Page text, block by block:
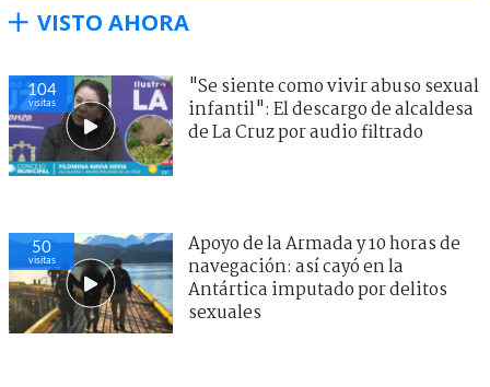
VISTO AHORA
104
visitas
"Se siente como vivir abuso sexual
infantil": El descargo de alcaldesa
de La Cruz por audio filtrado
50
visitas
Apoyo de la Armada y 10 horas de
navegación: así cayó en la
Antártica imputado por delitos
sexuales